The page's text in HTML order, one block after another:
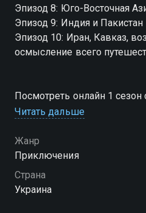
Эпизод 8: Юго-Восточная
Эпизод 9: Индия и Пакистан
Эпизод 10: Иран, Кавказ,
осмысление всего
Посмотреть онлайн 1
вы можете совершенно
Читать дальше
Жанр
Приключения
Страна
Украина